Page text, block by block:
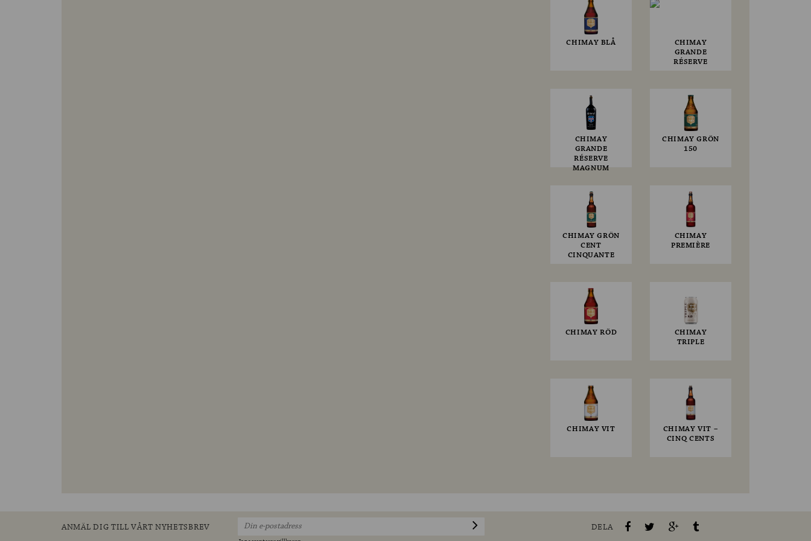
CHIMAY BLÅ
CHIMAY
GRANDE
RÉSERVE
CHIMAY
GRANDE
RÉSERVE
MAGNUM
CHIMAY GRÖN
150
CHIMAY GRÖN
CENT
CINQUANTE
CHIMAY
PREMIÈRE
CHIMAY RÖD
CHIMAY
TRIPLE
CHIMAY VIT
CHIMAY VIT –
CINQ CENTS
ANMÄL DIG TILL VÅRT NYHETSBREV DELA